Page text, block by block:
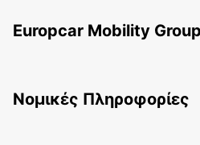
Europcar Mobility Group
Nομικές Πληροφορίες